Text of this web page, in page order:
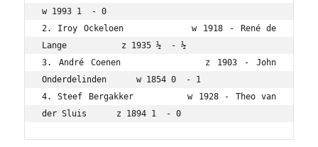
w 1993 1  - 0
2. Iroy Ockeloen           w 1918 - René de
Lange           z 1935 ½  - ½
3. André Coenen            z 1903 - John
Onderdelinden      w 1854 0  - 1
4. Steef Bergakker         w 1928 - Theo van
der Sluis      z 1894 1  - 0